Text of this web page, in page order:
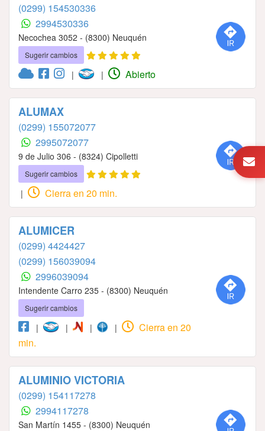
(0299) 154530336
2994530336
Necochea 3052 - (8300) Neuquén
Sugerir cambios
| | Abierto
ALUMAX
(0299) 155072077
2995072077
9 de Julio 306 - (8324) Cipolletti
Sugerir cambios
| Cierra en 20 min.
ALUMICER
(0299) 4424427
(0299) 156039094
2996039094
Intendente Carro 235 - (8300) Neuquén
Sugerir cambios
| | | |
Cierra en 20
min.
ALUMINIO VICTORIA
(0299) 154117278
2994117278
San Martín 1455 - (8300) Neuquén